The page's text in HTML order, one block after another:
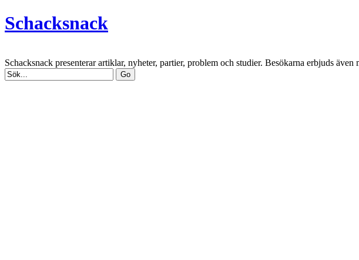
Schacksnack
Schacksnack presenterar artiklar, nyheter, partier, problem och studier. Besökarna erbjuds